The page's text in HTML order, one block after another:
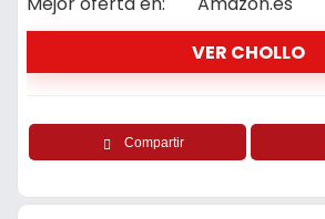
VER CHOLLO
Compartir